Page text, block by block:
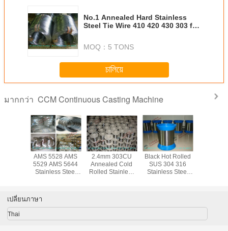
No.1 Annealed Hard Stainless
Steel Tie Wire 410 420 430 303 for
MOQ： 5 TONS
চালিয়ে
มากกว่า CCM Continuous Casting Machine
Finish
AMS 5528 AMS
5529 AMS 5644
Stainless Steel
2.4mm 303CU
Annealed Cold
Rolled Stainless
Black Hot Rolled
SUS 304 316
Stainless Steel
เปลี่ยนภาษา
Thai